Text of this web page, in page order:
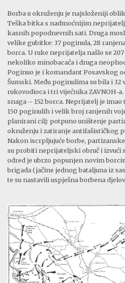
Borba u okruženju je najsloženiji
Teška bitka s nadmoćnijim
kasnih popodnevnih sati. Druga
velike gubitke: 37 poginula, 28
borca. U ruke neprijatelja našlo se
nekoliko minobacača i druga
Poginuo je i komandant Posavskog
Šumski. Među poginulima su bila i 32
rukovodioca i tri vijećnika ZAVNOH-
snaga – 152 borca. Neprijatelj je
150 poginulih i velik broj ranjenih
planirani cilj: potpuno uništenje
okruženju i zatiranje antifašističkog
Nakon iscrpljujuće borbe,
su probiti neprijateljski obruč i izvući
odred je ubrzo popunjen novim
brigada (jačine jednog bataljuna iz
te su nastavili uspješna borbena